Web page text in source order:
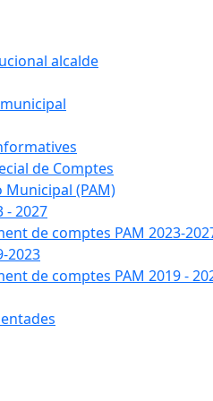
alcalde
de Comptes
Municipal (PAM)
- 2027
de comptes PAM 2023-
2023
de comptes PAM 2019 -